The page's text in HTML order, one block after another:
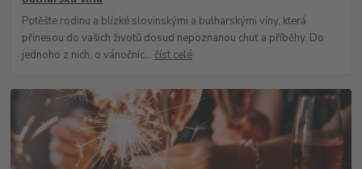
Potěšte rodinu a blízké slovinskými a bulharskými víny, která
přinesou do vašich životů dosud nepoznanou chuť a příběhy. Do
jednoho z nich, o vánočníc... číst celé